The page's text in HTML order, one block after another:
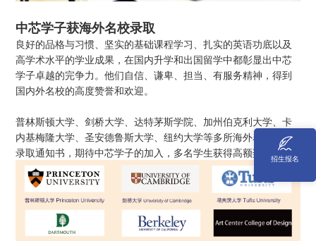
中芯学子获海外名校录取
良好的品格与习惯、坚实的基础课程学习、扎实的英语功底以及
高学术水平的学业成果，在国内升学和出国留学中都彰显出中芯
学子卓越的完争力。他们自信、谦卑、担当、有服务精神，得到
国内外名校的高度赞誉和欢迎。
普林斯顿大学、剑桥大学、达特茅斯学院、加州伯克利大学、卡
内基梅隆大学、圣安德鲁斯大学、纽约大学等多所海外名校发来
录取通知书，期待中芯学子的加入，多名学生获得高额奖学金。
招生报名